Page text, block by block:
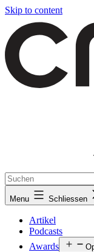
Skip to content
Menu Schliessen
Artikel
Podcasts
Awards